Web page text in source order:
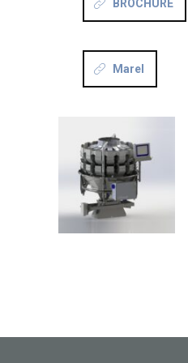
BROCHURE
Marel